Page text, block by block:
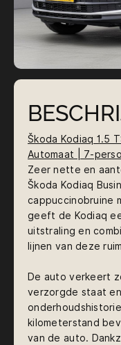
Škoda Kodiaq 1.5
Automaat | 7-
Zeer nette en
Škoda Kodiaq
cappuccinobruine
geeft de Kodiaq
uitstraling en
lijnen van deze
De auto verkeert
verzorgde staat
kilometerstand
van de auto.